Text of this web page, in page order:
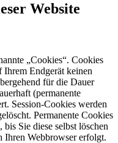
Website
„Cookies“. Cookies
Ihrem Endgerät keinen
für die Dauer
(permanente
Session-Cookies werden
Permanente Cookies
Sie diese selbst löschen
Ihren Webbrowser erfolgt.